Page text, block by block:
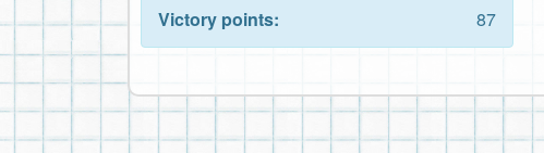
Victory points:
87